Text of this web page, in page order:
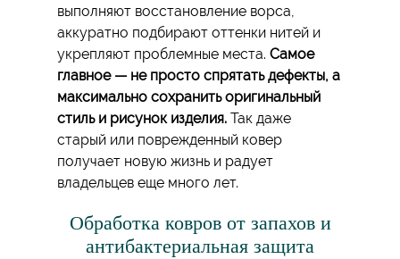
выполняют восстановление ворса,
аккуратно подбирают оттенки нитей и
укрепляют проблемные места. Самое
главное — не просто спрятать дефекты, а
максимально сохранить оригинальный
стиль и рисунок изделия. Так даже
старый или поврежденный ковер
получает новую жизнь и радует
владельцев еще много лет.
Обработка ковров от запахов и
антибактериальная защита